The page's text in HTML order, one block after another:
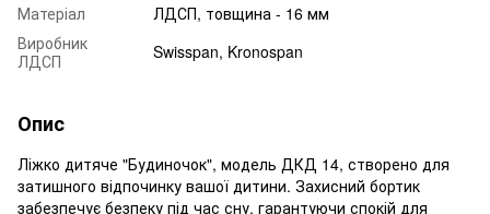
Матеріал
ЛДСП, товщина - 16 мм
Виробник
ЛДСП
Swisspan, Kronospan
Опис
Ліжко дитяче "Будиночок", модель ДКД 14, створено для
затишного відпочинку вашої дитини. Захисний бортик
забезпечує безпеку під час сну, гарантуючи спокій для